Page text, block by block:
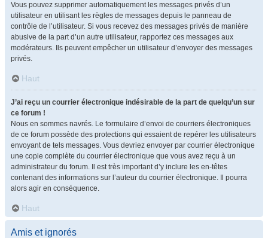
Vous pouvez supprimer automatiquement les messages privés d’un
utilisateur en utilisant les règles de messages depuis le panneau de
contrôle de l’utilisateur. Si vous recevez des messages privés de manière
abusive de la part d’un autre utilisateur, rapportez ces messages aux
modérateurs. Ils peuvent empêcher un utilisateur d’envoyer des messages
privés.
Haut
J’ai reçu un courrier électronique indésirable de la part de quelqu’un sur
ce forum !
Nous en sommes navrés. Le formulaire d’envoi de courriers électroniques
de ce forum possède des protections qui essaient de repérer les utilisateurs
envoyant de tels messages. Vous devriez envoyer par courrier électronique
une copie complète du courrier électronique que vous avez reçu à un
administrateur du forum. Il est très important d’y inclure les en-têtes
contenant des informations sur l’auteur du courrier électronique. Il pourra
alors agir en conséquence.
Haut
Amis et ignorés